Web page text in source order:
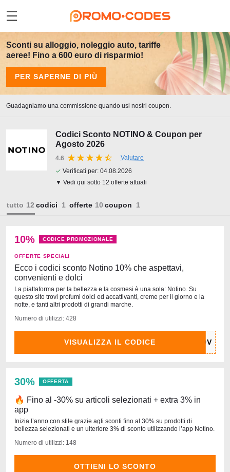
Sconti su alloggio, noleggio auto, tariffe
aeree! Fino a 600 euro di risparmio!
PER SAPERNE DI PIÙ
Guadagniamo una commissione quando usi nostri coupon.
Codici Sconto NOTINO & Coupon per
Agosto 2026
4.6
Valutare
✓ Verificati per: 04.08.2026
▼ Vedi qui sotto 12 offerte attuali
tutto codici offerte coupon
10% CODICE PROMOZIONALE
OFFERTE SPECIALI
Ecco i codici sconto Notino 10% che aspettavi,
convenienti e dolci
La piattaforma per la bellezza e la cosmesi è una sola: Notino. Su
questo sito trovi profumi dolci ed accattivanti, creme per il giorno e la
notte, e tanti altri prodotti di grandi marche.
Numero di utilizzi: 428
VISUALIZZA IL CODICE
30% OFFERTA
🔥 Fino al -30% su articoli selezionati + extra 3% in
app
Inizia l’anno con stile grazie agli sconti fino al 30% su prodotti di
bellezza selezionati e un ulteriore 3% di sconto utilizzando l’app Notino.
Numero di utilizzi: 148
OTTIENI LO SCONTO